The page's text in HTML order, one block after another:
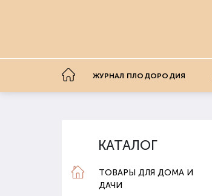
ЖУРНАЛ ПЛОДОРОДИЯ
КАТАЛОГ
ТОВАРЫ ДЛЯ ДОМА И
ДАЧИ